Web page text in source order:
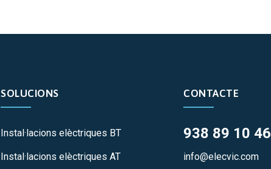
SOLUCIONS
Instal·lacions elèctriques BT
Instal·lacions elèctriques AT
CONTACTE
938 89 10 46
info@elecvic.com